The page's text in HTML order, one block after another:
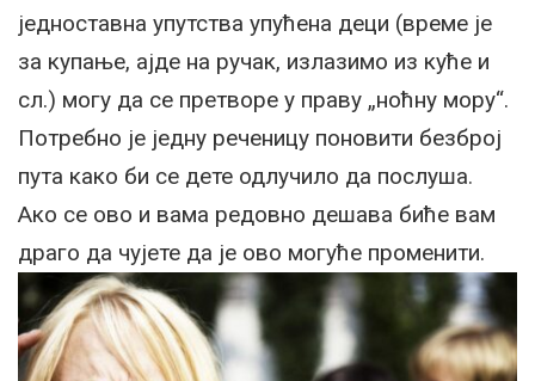
једноставна упутства упућена деци (време је
за купање, ајде на ручак, излазимо из куће и
сл.) могу да се претворе у праву „ноћну мору“.
Потребно је једну реченицу поновити безброј
пута како би се дете одлучило да послуша.
Ако се ово и вама редовно дешава биће вам
драго да чујете да је ово могуће променити.